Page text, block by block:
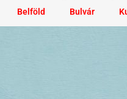
Belföld Bulvár